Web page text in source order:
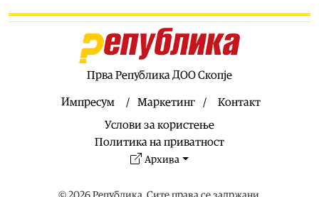
Канада прогласи вонредна состојба во Британска
Колумбија поради пожар, евакуирани се 22.000 луѓе
Реактор во нуклеарна централа во Јапонија се
Календар на МПЦ: Пренос на моштите на
Прва Република ДОО Скопје
Импресум Маркетинг
Контакт
Услови за користење
Политика на приватност
Архива